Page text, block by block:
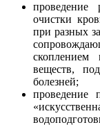
проведение
очистки
при разных
скоплением
веществ,
болезней;
проведение